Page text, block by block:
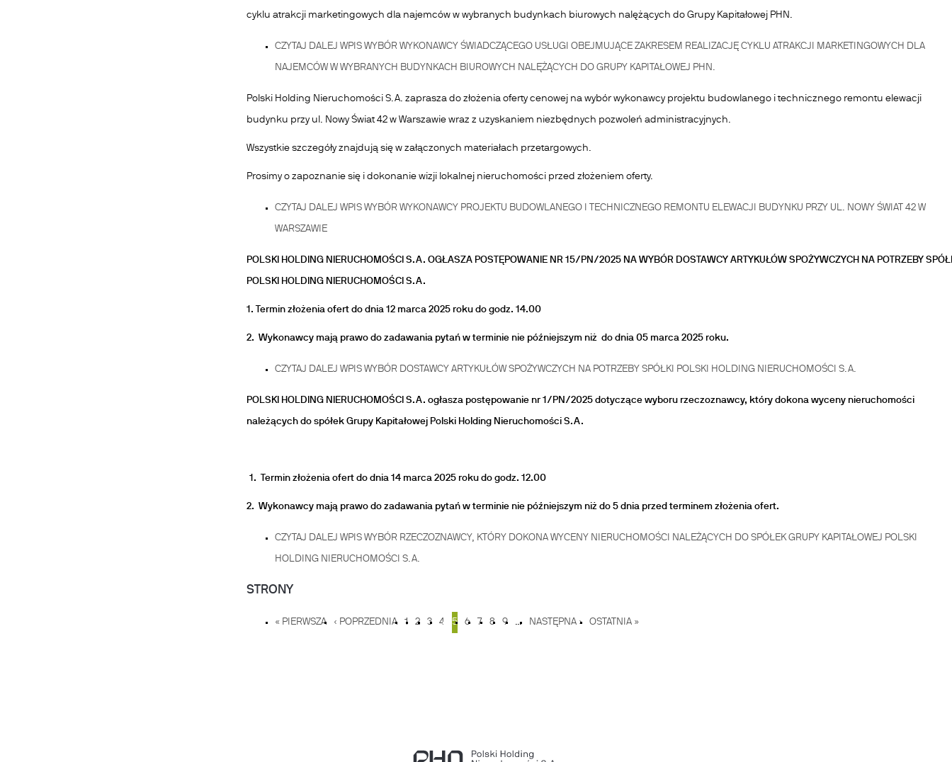
cyklu atrakcji marketingowych dla najemców w wybranych budynkach biurowych nalężących do Grupy Kapitałowej PHN.
CZYTAJ DALEJ WPIS WYBÓR WYKONAWCY ŚWIADCZĄCEGO USŁUGI OBEJMUJĄCE ZAKRESEM REALIZACJĘ CYKLU ATRAKCJI MARKETINGOWYCH DLA
NAJEMCÓW W WYBRANYCH BUDYNKACH BIUROWYCH NALĘŻĄCYCH DO GRUPY KAPITAŁOWEJ PHN.
Polski Holding Nieruchomości S.A. zaprasza do złożenia oferty cenowej na wybór wykonawcy projektu budowlanego i technicznego remontu elewacji
budynku przy ul. Nowy Świat 42 w Warszawie wraz z uzyskaniem niezbędnych pozwoleń administracyjnych.
Wszystkie szczegóły znajdują się w załączonych materiałach przetargowych.
Prosimy o zapoznanie się i dokonanie wizji lokalnej nieruchomości przed złożeniem oferty.
CZYTAJ DALEJ WPIS WYBÓR WYKONAWCY PROJEKTU BUDOWLANEGO I TECHNICZNEGO REMONTU ELEWACJI BUDYNKU PRZY UL. NOWY ŚWIAT 42 W
WARSZAWIE
POLSKI HOLDING NIERUCHOMOŚCI S.A. OGŁASZA POSTĘPOWANIE NR 15/PN/2025 NA WYBÓR DOSTAWCY ARTYKUŁÓW SPOŻYWCZYCH NA POTRZEBY
POLSKI HOLDING NIERUCHOMOŚCI S.A.
1. Termin złożenia ofert do dnia 12 marca 2025 roku do godz. 14.00
2. Wykonawcy mają prawo do zadawania pytań w terminie nie późniejszym niż do dnia 05 marca 2025 roku.
CZYTAJ DALEJ WPIS WYBÓR DOSTAWCY ARTYKUŁÓW SPOŻYWCZYCH NA POTRZEBY SPÓŁKI POLSKI HOLDING NIERUCHOMOŚCI S.A.
POLSKI HOLDING NIERUCHOMOŚCI S.A. ogłasza postępowanie nr 1/PN/2025 dotyczące wyboru rzeczoznawcy, który dokona wyceny nieruchomości
należących do spółek Grupy Kapitałowej Polski Holding Nieruchomości S.A.
1. Termin złożenia ofert do dnia 14 marca 2025 roku do godz. 12.00
2. Wykonawcy mają prawo do zadawania pytań w terminie nie późniejszym niż do 5 dnia przed terminem złożenia ofert.
CZYTAJ DALEJ WPIS WYBÓR RZECZOZNAWCY, KTÓRY DOKONA WYCENY NIERUCHOMOŚCI NALEŻĄCYCH DO SPÓŁEK GRUPY KAPITAŁOWEJ POLSKI
HOLDING NIERUCHOMOŚCI S.A.
STRONY
« PIERWSZA ‹ POPRZEDNIA 1 2 3 4 5 6 7 8 9 … NASTĘPNA › OSTATNIA »